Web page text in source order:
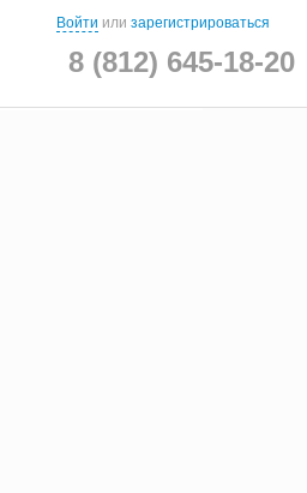
Войти или зарегистрироваться
8 (812) 645-18-20